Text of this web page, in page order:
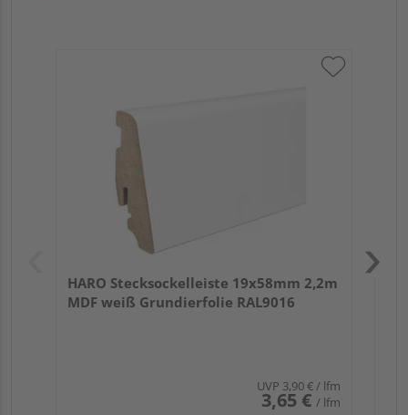
HARO Stecksockelleiste 19x58mm 2,2m
MDF weiß Grundierfolie RAL9016
UVP 3,90 €/ lfm
3,65 € / lfm